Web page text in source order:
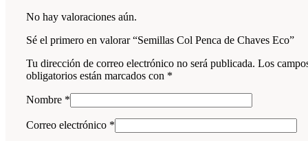
No hay valoraciones aún.
Sé el primero en valorar “Semillas Col Penca de Chaves Eco”
Tu dirección de correo electrónico no será publicada. Los
obligatorios están marcados con *
Nombre *
Correo electrónico *